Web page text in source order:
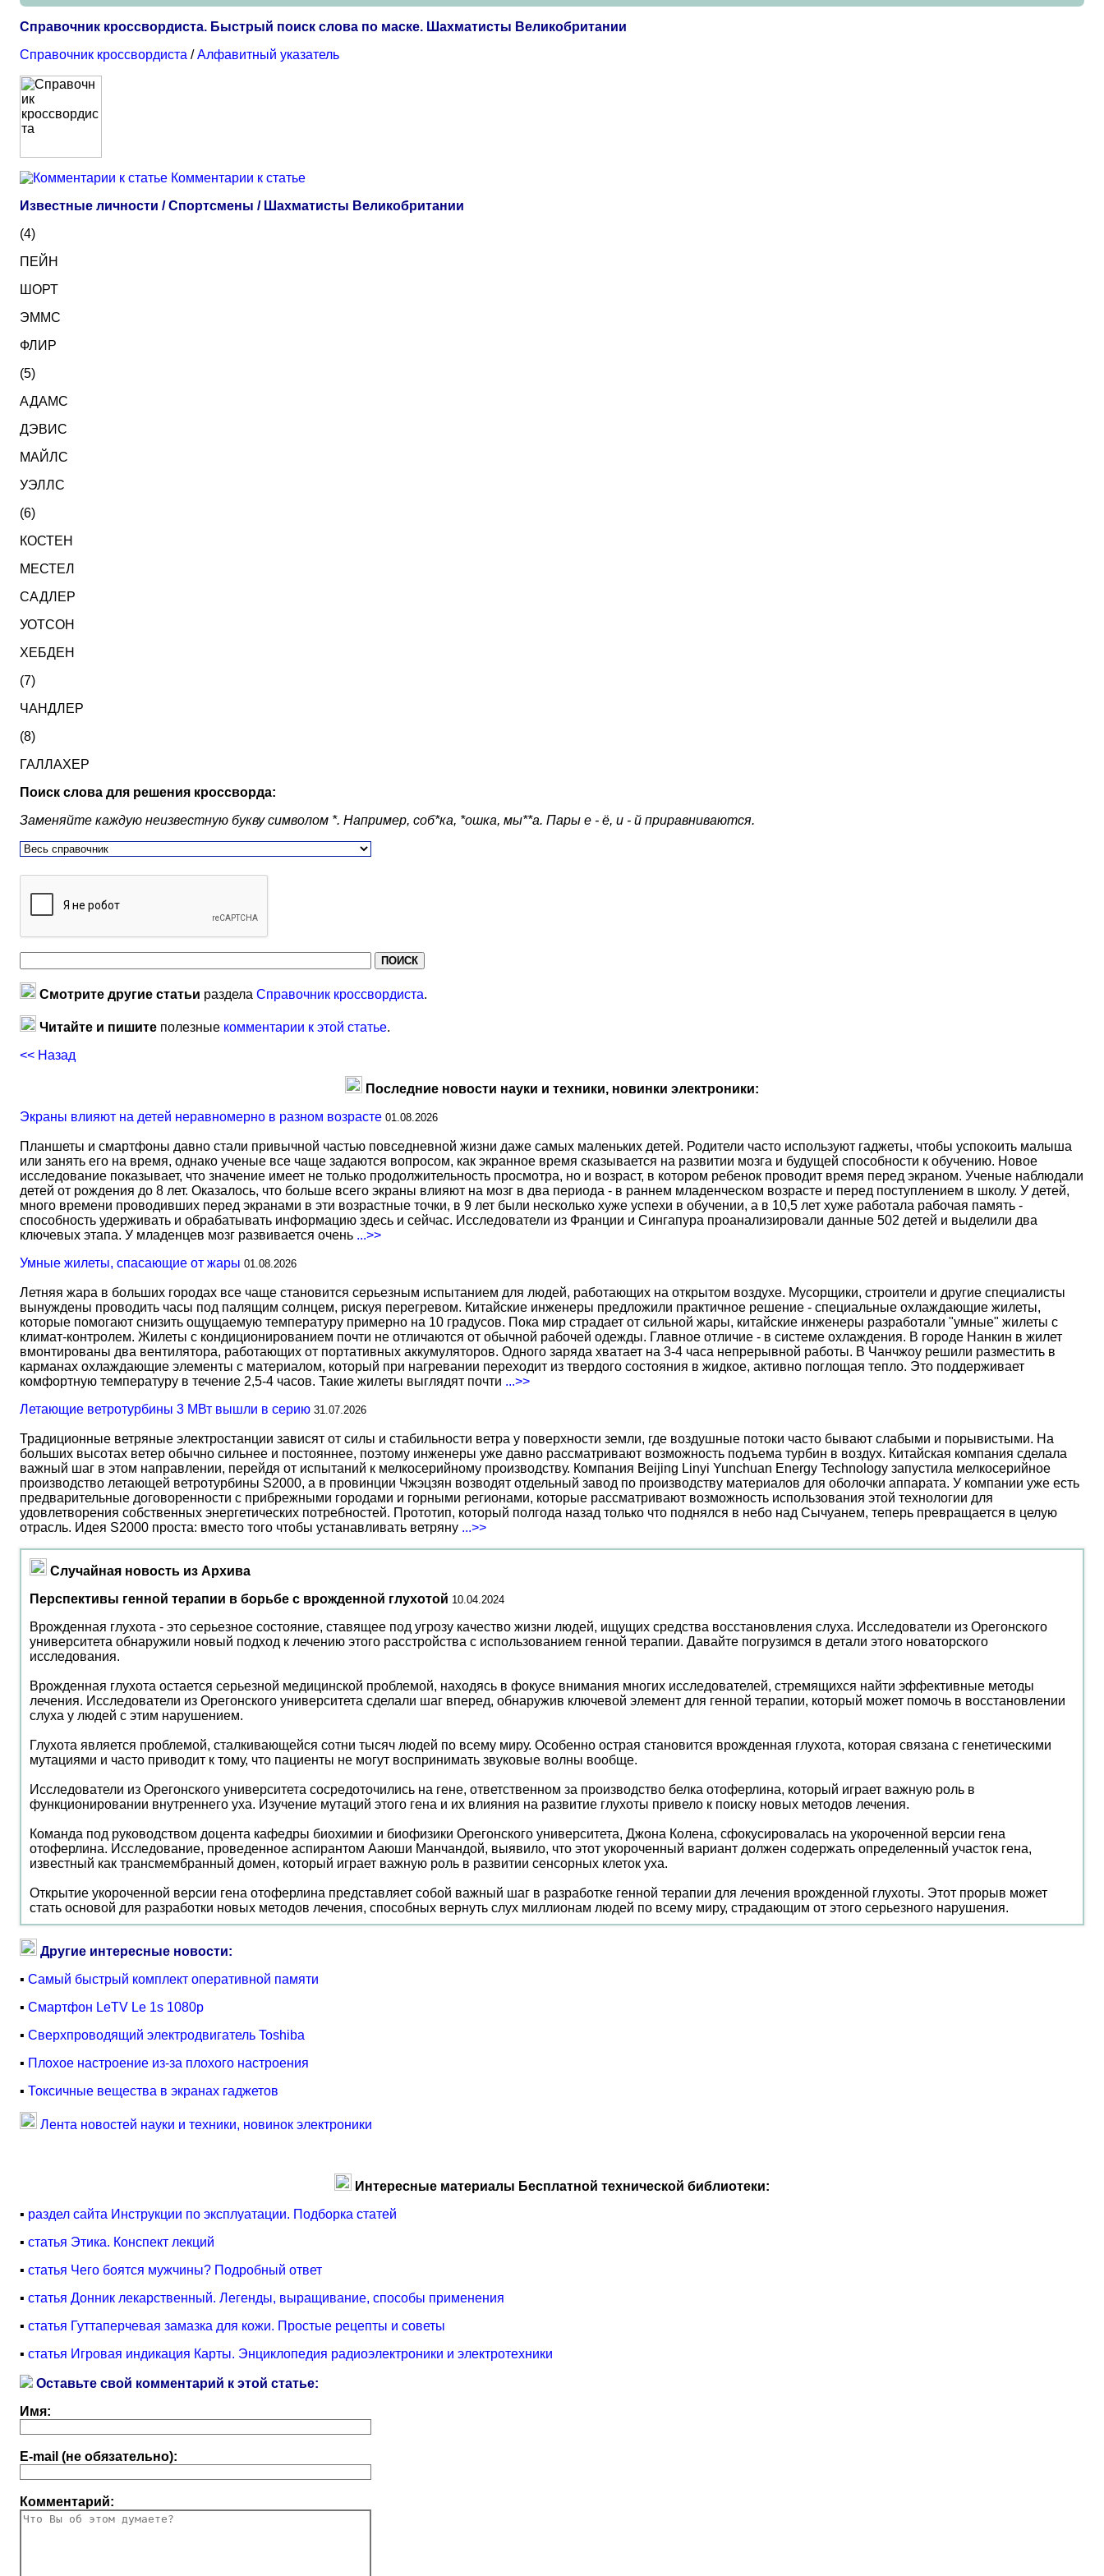
Справочник кроссвордиста. Быстрый поиск слова по маске. Шахматисты Великобритании
Справочник кроссвордиста /Алфавитный указатель
Комментарии к статье
Известные личности / Спортсмены / Шахматисты Великобритании
(4)
ПЕЙН
ШОРТ
ЭММС
ФЛИР
(5)
АДАМС
ДЭВИС
МАЙЛС
УЭЛЛС
(6)
КОСТЕН
МЕСТЕЛ
САДЛЕР
УОТСОН
ХЕБДЕН
(7)
ЧАНДЛЕР
(8)
ГАЛЛАХЕР
Поиск слова для решения кроссворда:
Заменяйте каждую неизвестную букву символом *. Например, соб*ка, *ошка, мы**а. Пары е - ё, и - й приравниваются.
Смотрите другие статьи раздела Справочник кроссвордиста.
Читайте и пишите полезные комментарии к этой статье.
<< Назад
Последние новости науки и техники, новинки электроники:
Экраны влияют на детей неравномерно в разном возрасте 01.08.2026
Планшеты и смартфоны давно стали привычной частью повседневной жизни даже самых маленьких детей. Родители часто используют гаджеты, чтобы успокоить малыша
или занять его на время, однако ученые все чаще задаются вопросом, как экранное время сказывается на развитии мозга и будущей способности к обучению. Новое
исследование показывает, что значение имеет не только продолжительность просмотра, но и возраст, в котором ребенок проводит время перед экраном. Ученые наблюдали
детей от рождения до 8 лет. Оказалось, что больше всего экраны влияют на мозг в два периода - в раннем младенческом возрасте и перед поступлением в школу. У детей,
много времени проводивших перед экранами в эти возрастные точки, в 9 лет были несколько хуже успехи в обучении, а в 10,5 лет хуже работала рабочая память -
способность удерживать и обрабатывать информацию здесь и сейчас. Исследователи из Франции и Сингапура проанализировали данные 502 детей и выделили два
ключевых этапа. У младенцев мозг развивается очень ...>>
Умные жилеты, спасающие от жары 01.08.2026
Летняя жара в больших городах все чаще становится серьезным испытанием для людей, работающих на открытом воздухе. Мусорщики, строители и другие специалисты
вынуждены проводить часы под палящим солнцем, рискуя перегревом. Китайские инженеры предложили практичное решение - специальные охлаждающие жилеты,
которые помогают снизить ощущаемую температуру примерно на 10 градусов. Пока мир страдает от сильной жары, китайские инженеры разработали "умные" жилеты с
климат-контролем. Жилеты с кондиционированием почти не отличаются от обычной рабочей одежды. Главное отличие - в системе охлаждения. В городе Нанкин в жилет
вмонтированы два вентилятора, работающих от портативных аккумуляторов. Одного заряда хватает на 3-4 часа непрерывной работы. В Чанчжоу решили разместить в
карманах охлаждающие элементы с материалом, который при нагревании переходит из твердого состояния в жидкое, активно поглощая тепло. Это поддерживает
комфортную температуру в течение 2,5-4 часов. Такие жилеты выглядят почти ...>>
Летающие ветротурбины 3 МВт вышли в серию 31.07.2026
Традиционные ветряные электростанции зависят от силы и стабильности ветра у поверхности земли, где воздушные потоки часто бывают слабыми и порывистыми. На
больших высотах ветер обычно сильнее и постояннее, поэтому инженеры уже давно рассматривают возможность подъема турбин в воздух. Китайская компания сделала
важный шаг в этом направлении, перейдя от испытаний к мелкосерийному производству. Компания Beijing Linyi Yunchuan Energy Technology запустила мелкосерийное
производство летающей ветротурбины S2000, а в провинции Чжэцзян возводят отдельный завод по производству материалов для оболочки аппарата. У компании уже есть
предварительные договоренности с прибрежными городами и горными регионами, которые рассматривают возможность использования этой технологии для
удовлетворения собственных энергетических потребностей. Прототип, который полгода назад только что поднялся в небо над Сычуанем, теперь превращается в целую
отрасль. Идея S2000 проста: вместо того чтобы устанавливать ветряну ...>>
Случайная новость из Архива
Перспективы генной терапии в борьбе с врожденной глухотой 10.04.2024
Врожденная глухота - это серьезное состояние, ставящее под угрозу качество жизни людей, ищущих средства восстановления слуха. Исследователи из Орегонского
университета обнаружили новый подход к лечению этого расстройства с использованием генной терапии. Давайте погрузимся в детали этого новаторского
исследования.
Врожденная глухота остается серьезной медицинской проблемой, находясь в фокусе внимания многих исследователей, стремящихся найти эффективные методы
лечения. Исследователи из Орегонского университета сделали шаг вперед, обнаружив ключевой элемент для генной терапии, который может помочь в восстановлении
слуха у людей с этим нарушением.
Глухота является проблемой, сталкивающейся сотни тысяч людей по всему миру. Особенно острая становится врожденная глухота, которая связана с генетическими
мутациями и часто приводит к тому, что пациенты не могут воспринимать звуковые волны вообще.
Исследователи из Орегонского университета сосредоточились на гене, ответственном за производство белка отоферлина, который играет важную роль в
функционировании внутреннего уха. Изучение мутаций этого гена и их влияния на развитие глухоты привело к поиску новых методов лечения.
Команда под руководством доцента кафедры биохимии и биофизики Орегонского университета, Джона Колена, сфокусировалась на укороченной версии гена
отоферлина. Исследование, проведенное аспирантом Ааюши Манчандой, выявило, что этот укороченный вариант должен содержать определенный участок гена,
известный как трансмембранный домен, который играет важную роль в развитии сенсорных клеток уха.
Открытие укороченной версии гена отоферлина представляет собой важный шаг в разработке генной терапии для лечения врожденной глухоты. Этот прорыв может
стать основой для разработки новых методов лечения, способных вернуть слух миллионам людей по всему миру, страдающим от этого серьезного нарушения.
Другие интересные новости:
▪ Самый быстрый комплект оперативной памяти
▪ Смартфон LeTV Le 1s 1080р
▪ Сверхпроводящий электродвигатель Toshiba
▪ Плохое настроение из-за плохого настроения
▪ Токсичные вещества в экранах гаджетов
Лента новостей науки и техники, новинок электроники
Интересные материалы Бесплатной технической библиотеки:
▪ раздел сайта Инструкции по эксплуатации. Подборка статей
▪ статья Этика. Конспект лекций
▪ статья Чего боятся мужчины? Подробный ответ
▪ статья Донник лекарственный. Легенды, выращивание, способы применения
▪ статья Гуттаперчевая замазка для кожи. Простые рецепты и советы
▪ статья Игровая индикация Карты. Энциклопедия радиоэлектроники и электротехники
Оставьте свой комментарий к этой статье:
Имя:
E-mail (не обязательно):
Комментарий: